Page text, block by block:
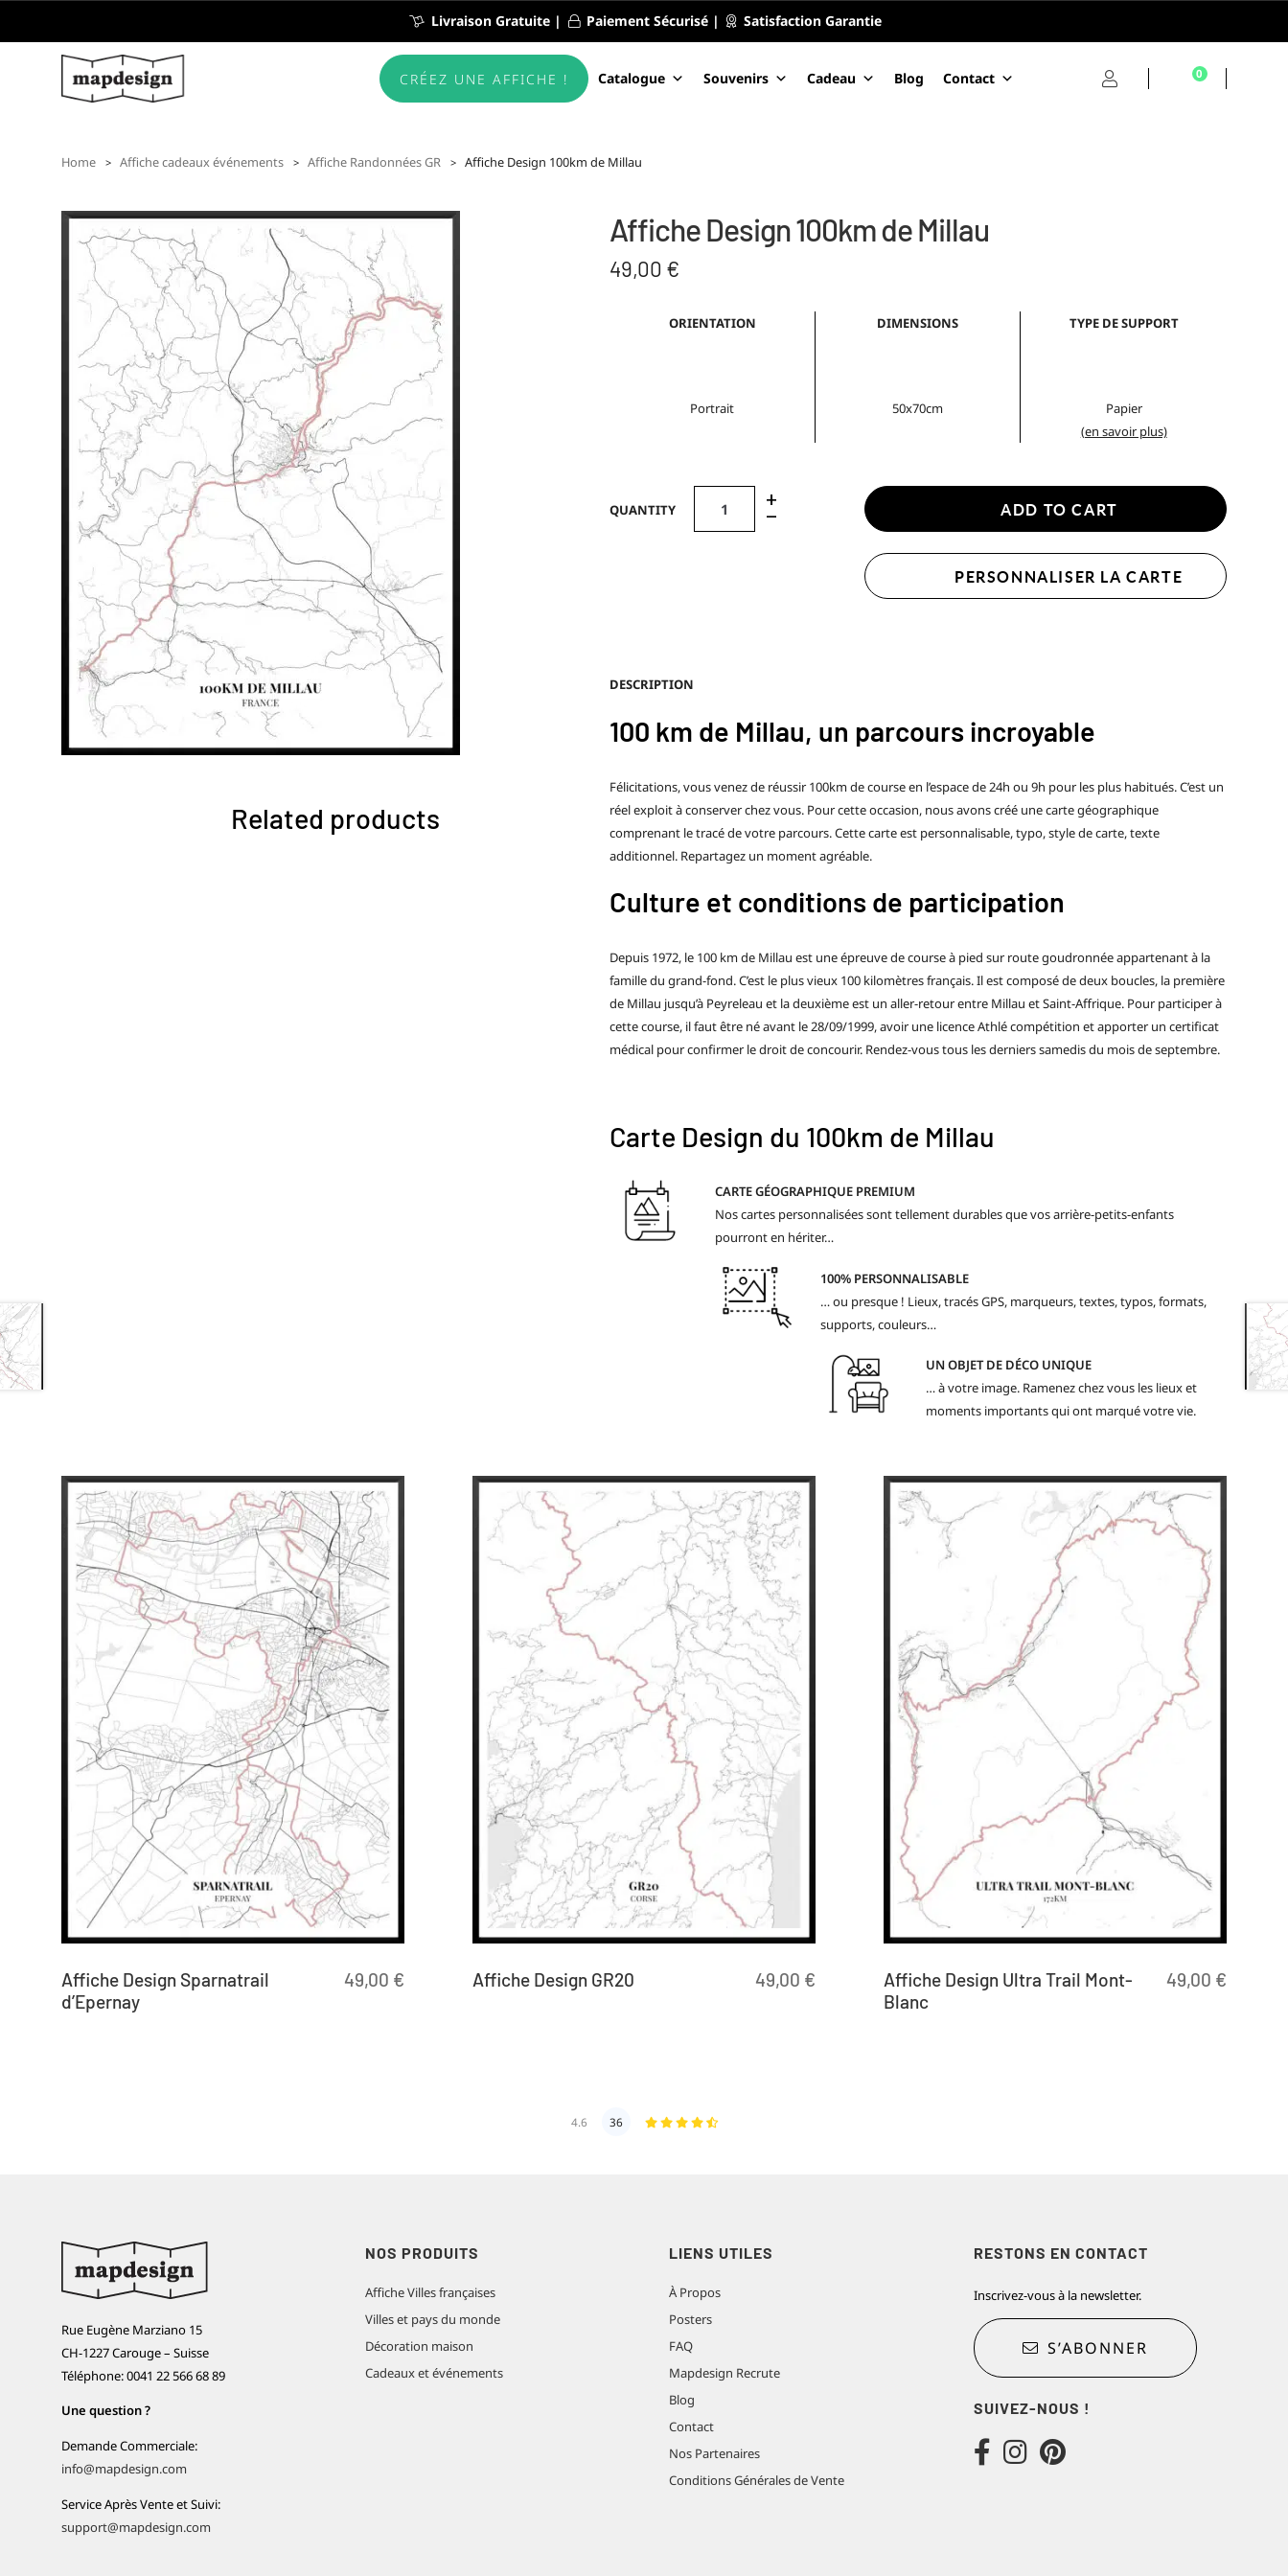
Livraison Gratuite | Paiement Sécurisé | Satisfaction Garantie
CRÉEZ UNE AFFICHE ! Catalogue Souvenirs Cadeau Blog Contact 0
Home Affiche cadeaux événements Affiche Randonnées GR Affiche Design 100km de Millau
Affiche Design 100km de Millau
49,00 €
ORIENTATION
Portrait
DIMENSIONS
50x70cm
TYPE DE SUPPORT
Papier
(en savoir plus)
QUANTITY +
– ADD TO CART
PERSONNALISER LA CARTE
DESCRIPTION
100 km de Millau, un parcours incroyable
Félicitations, vous venez de réussir 100km de course en l’espace de 24h ou 9h pour les plus habitués. C’est un
réel exploit à conserver chez vous. Pour cette occasion, nous avons créé une carte géographique
comprenant le tracé de votre parcours. Cette carte est personnalisable, typo, style de carte, texte
additionnel. Repartagez un moment agréable.
Culture et conditions de participation
Depuis 1972, le 100 km de Millau est une épreuve de course à pied sur route goudronnée appartenant à la
famille du grand-fond. C’est le plus vieux 100 kilomètres français. Il est composé de deux boucles, la première
de Millau jusqu’à Peyreleau et la deuxième est un aller-retour entre Millau et Saint-Affrique. Pour participer à
cette course, il faut être né avant le 28/09/1999, avoir une licence Athlé compétition et apporter un certificat
médical pour confirmer le droit de concourir. Rendez-vous tous les derniers samedis du mois de septembre.
Carte Design du 100km de Millau
CARTE GÉOGRAPHIQUE PREMIUM
Nos cartes personnalisées sont tellement durables que vos arrière-petits-enfants
pourront en hériter…
100% PERSONNALISABLE
… ou presque ! Lieux, tracés GPS, marqueurs, textes, typos, formats,
supports, couleurs…
UN OBJET DE DÉCO UNIQUE
… à votre image. Ramenez chez vous les lieux et
moments importants qui ont marqué votre vie.
Related products
49,00 €
Affiche Design Sparnatrail
d’Epernay
49,00 €
Affiche Design GR20 49,00 €
Affiche Design Ultra Trail Mont-
Blanc
4.6 36
Rue Eugène Marziano 15
CH-1227 Carouge – Suisse
Téléphone: 0041 22 566 68 89
Une question ?
Demande Commerciale:
info@mapdesign.com
Service Après Vente et Suivi:
support@mapdesign.com
NOS PRODUITS
Affiche Villes françaises
Villes et pays du monde
Décoration maison
Cadeaux et événements
LIENS UTILES
À Propos
Posters
FAQ
Mapdesign Recrute
Blog
Contact
Nos Partenaires
Conditions Générales de Vente
RESTONS EN CONTACT
Inscrivez-vous à la newsletter.
S’ABONNER
SUIVEZ-NOUS !